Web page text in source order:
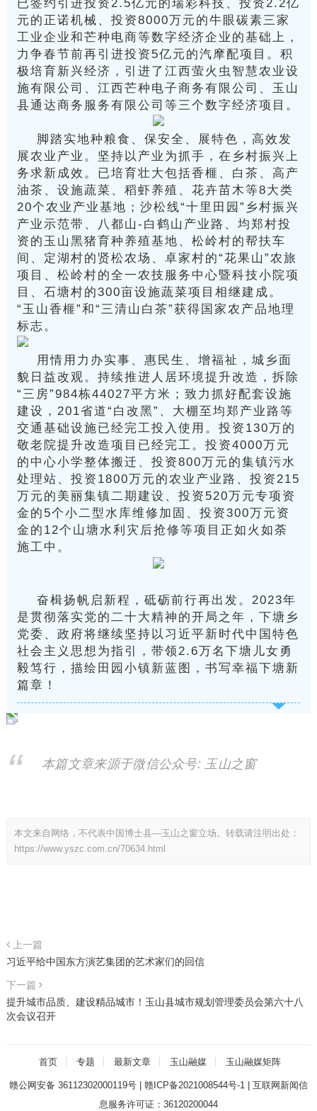
已签约引进投资2.5亿元的瑞彩科技、投资2.2亿
元的正诺机械、投资8000万元的牛眼碳素三家
工业企业和芒种电商等数字经济企业的基础上，
力争春节前再引进投资5亿元的汽摩配项 目。 积
极培育新兴经济，引进了江西萤火虫智慧农业设
施有限公司、江西芒种电子商务有限公司、玉山
县通达商务服务有限公司等三个数字经济项目。
脚踏实地种粮食、保安全、展特色，高效发
展农业产业。坚持以产业为抓手，在乡村振兴上
务求新成效。已培育壮大包括香榧、白茶、高产
油茶、设施蔬菜、稻虾养殖、花卉苗木等8大类
20个农业产业基地；沙松线“十里田园”乡村振兴
产业示范带、八都山-白鹤山产业路、均郑村投
资的玉山黑猪育种养殖基地、松岭村的帮扶车
间、定湖村的贤松农场、卓家村的“花果山”农旅
项目、松岭村的全一农技服务中心暨科技小院项
目、石塘村的300亩设施蔬菜项目相继建成。
“玉山香榧”和“三清山白茶”获得国家农产品地理
标志。
用情用力办实事、惠民生、增福祉，城乡面
貌日益改观。持续推进人居环境提升改造，拆除
“三房”984栋44027平方米；致力抓好配套设施
建设，201省道“白改黑”、大棚至均郑产业路等
交通基础设施已经完工投入使用。投资130万的
敬老院提升改造项目已经完工。投资4000万元
的中心小学整体搬迁、投资800万元的集镇污水
处理站、投资1800万元的农业产业路、投资215
万元的美丽集镇二期建设、投资520万元专项资
金的5个小二型水库维修加固、投资300万元资
金的12个山塘水利灾后抢修等项目正如火如荼
施工中。
奋楫扬帆启新程，砥砺前行再出发。2023年
是贯彻落实党的二十大精神的开局之年，下塘乡
党委、政府将继续坚持以习近平新时代中国特色
社会主义思想为指引，带领2.6万名下塘儿女勇
毅笃行，描绘田园小镇新蓝图，书写幸福下塘新
篇章！
本篇文章来源于微信公众号: 玉山之窗
本文来自网络，不代表中国博士县—玉山之窗立场。转载请注明出处：
https://www.yszc.com.cn/70634.html
上一篇
习近平给中国东方演艺集团的艺术家们的回信
下一篇
提升城市品质、建设精品城市！玉山县城市规划管理委员会第六十八
次会议召开
首页 专题 最新文章 玉山融媒 玉山融媒矩阵
赣公网安备 36112302000119号| 赣ICP备2021008544号-1| 互联网新闻信
息服务许可证：36120200044